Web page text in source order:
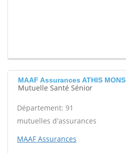
MAAF Assurances ATHIS MONS
Mutuelle Santé Sénior
Département: 91
mutuelles d'assurances
MAAF Assurances